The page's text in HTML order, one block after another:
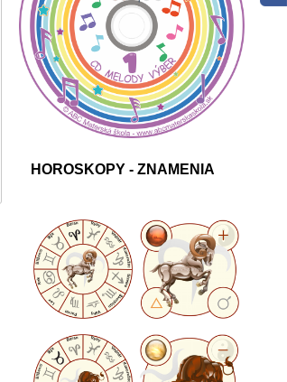
HOROSKOPY - ZNAMENIA